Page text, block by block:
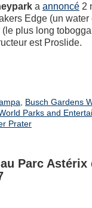
a annoncé2
Edge (un water
plus long
est Proslide.
Busch Gardens
Parks and
Prater
Parc Astérix